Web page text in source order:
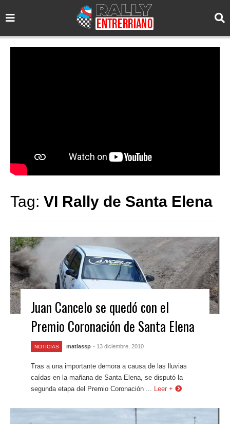
Tag: VI Rally de Santa Elena
Juan Cancelo se quedó con el
Premio Coronación de Santa Elena
NOTICIAS matiassp - 13 diciembre, 2010
Tras a una importante demora a causa de las lluvias
caídas en la mañana de Santa Elena, se disputó la
segunda etapa del Premio Coronación ...
Leer +